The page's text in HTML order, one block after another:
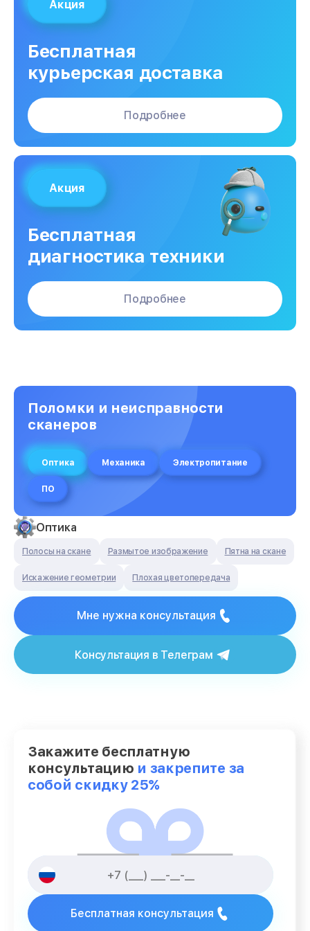
Акция
Бесплатная
курьерская доставка
Подробнее
Акция
Бесплатная
диагностика техники
Подробнее
Поломки и неисправности
сканеров
Оптика Механика Электропитание
ПО
Оптика
Полосы на скане Размытое изображение Пятна на скане
Искажение геометрии Плохая цветопередача
Мне нужна консультация
Консультация в Телеграм
Закажите бесплатную
консультацию и закрепите за
собой скидку 25%
Бесплатная консультация